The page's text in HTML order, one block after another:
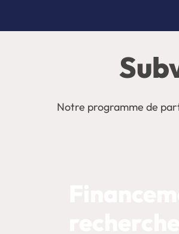
Notre programme de